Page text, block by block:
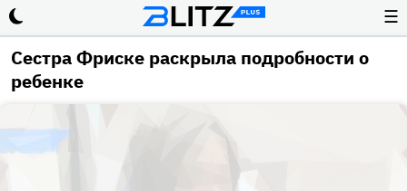
☰
Сестра Фриске раскрыла подробности о
ребенке